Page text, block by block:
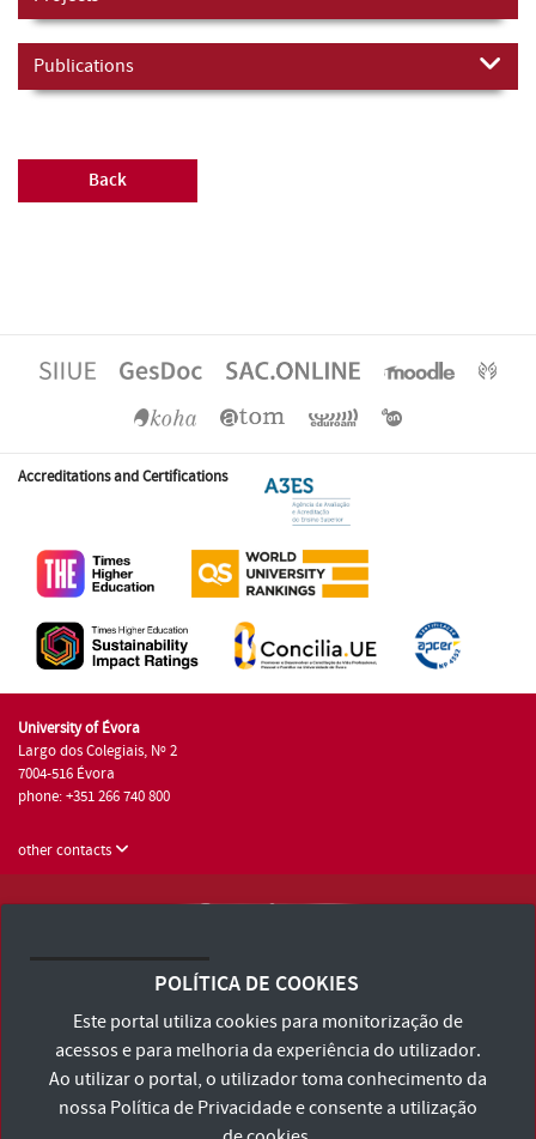
Publications
Back
Accreditations and Certifications
University of Évora
Largo dos Colegiais, Nº 2
7004-516 Évora
phone: +351 266 740 800
other contacts
Terms and Conditions and Privacy Policy
Accessibility Statement
POLÍTICA DE COOKIES
Este portal utiliza cookies para monitorização de
acessos e para melhoria da experiência do utilizador.
Ao utilizar o portal, o utilizador toma conhecimento da
nossa Política de Privacidadee consente a utilização